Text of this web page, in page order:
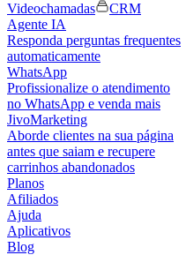
Videochamadas
CRM
Agente IA
Responda perguntas frequentes
automaticamente
WhatsApp
Profissionalize o atendimento
no WhatsApp e venda mais
JivoMarketing
Aborde clientes na sua página
antes que saiam e recupere
carrinhos abandonados
Planos
Afiliados
Ajuda
Aplicativos
Blog